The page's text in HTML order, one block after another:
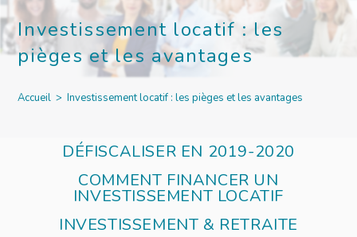
Investissement locatif : les
pièges et les avantages
Accueil > Investissement locatif : les pièges et les avantages
DÉFISCALISER EN 2019-2020
COMMENT FINANCER UN
INVESTISSEMENT LOCATIF
INVESTISSEMENT & RETRAITE